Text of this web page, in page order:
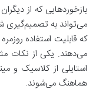
بازخوردهایی که از
می‌تواند به تصمیم‌گیری
که قابلیت استفاده
می‌دهند. یکی از نکات
استایلی از کلاسیک و
هماهنگ می‌شوند.